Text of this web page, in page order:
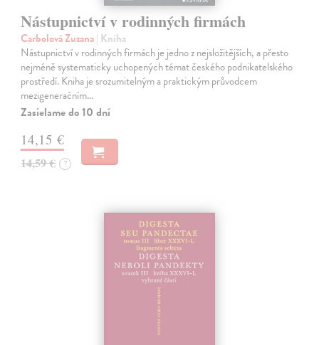
Nástupnictví v rodinných firmách
Carbolová Zuzana| Kniha
Nástupnictví v rodinných firmách je jedno z nejsložitějších, a přesto
nejméně systematicky uchopených témat českého podnikatelského
prostředí. Kniha je srozumitelným a praktickým průvodcem
mezigeneračním…
Zasielame do 10 dní
14,15 €
14,59 € ?